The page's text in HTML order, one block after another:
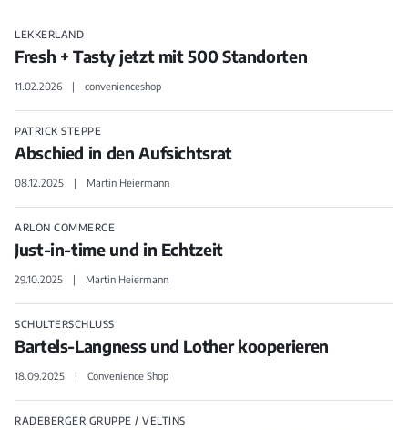
LEKKERLAND
Fresh + Tasty jetzt mit 500 Standorten
11.02.2026 convenienceshop
PATRICK STEPPE
Abschied in den Aufsichtsrat
08.12.2025 Martin Heiermann
ARLON COMMERCE
Just-in-time und in Echtzeit
29.10.2025 Martin Heiermann
SCHULTERSCHLUSS
Bartels-Langness und Lother kooperieren
18.09.2025 Convenience Shop
RADEBERGER GRUPPE / VELTINS